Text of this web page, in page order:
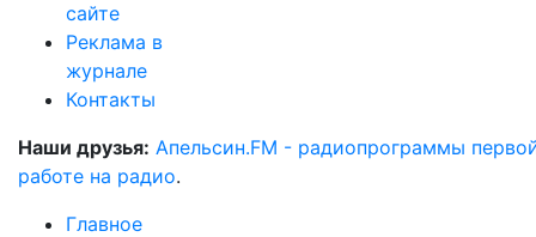
сайте
Реклама в
журнале
Контакты
Наши друзья: Апельсин.FM - радиопрограммы
работе на радио.
Главное